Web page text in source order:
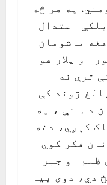
په هر څه
اعتدال
ماشومان
او پلار هو
ترې نه
ژوند کې
د بل انسان د ٫ نې ، په
کېږي، دغه
فکر کوي
ظلم او جبر
دي، دوی بیا